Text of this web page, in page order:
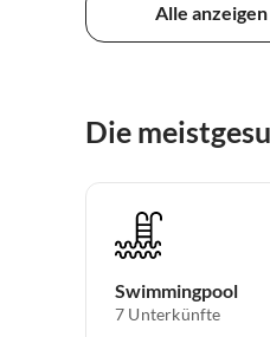
Alle anzeigen
Die
Swimmingpool
7 Unterkünfte